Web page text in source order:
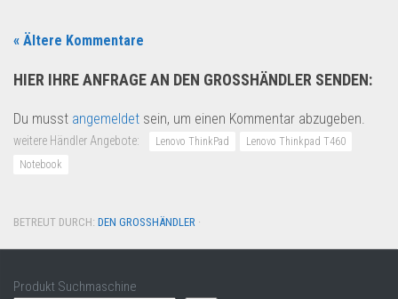
« Ältere Kommentare
HIER IHRE ANFRAGE AN DEN GROSSHÄNDLER SENDEN:
Du musst angemeldet sein, um einen Kommentar abzugeben.
weitere Händler Angebote: Lenovo ThinkPad
Lenovo Thinkpad T460
Notebook
BETREUT DURCH: DEN GROSSHÄNDLER ·
Produkt Suchmaschine